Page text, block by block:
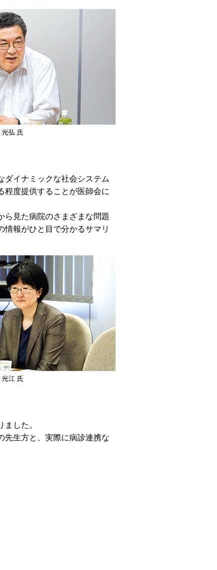
イナミックな社会システム
程度提供することが医師会に
見た病院のさまざまな問題
報がひと目で分かるサマリ
した。
生方と、実際に病診連携な